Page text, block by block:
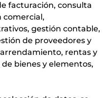
facturación, consulta
comercial,
gestión contable,
de proveedores y
rentas y
bienes y elementos,